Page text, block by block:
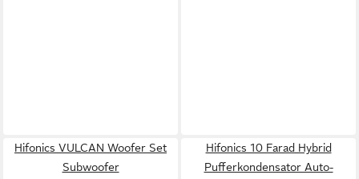
Hifonics VULCAN Woofer Set
Subwoofer
Hifonics 10 Farad Hybrid
Pufferkondensator Auto-